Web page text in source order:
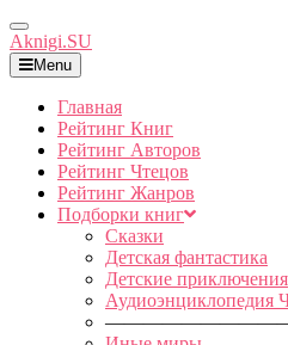
Toggle
Navigation
Aknigi.SU
Menu
Главная
Рейтинг Книг
Рейтинг Авторов
Рейтинг Чтецов
Рейтинг Жанров
Подборки книг
Сказки
Детская фантастика
Детские приключения
Аудиоэнциклопедия